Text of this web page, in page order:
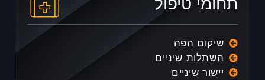
תחומי טיפול
שיקום הפה
השתלות שיניים
יישור שיניים